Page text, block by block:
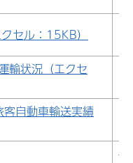
セル：15KB）
輸状況（エクセ
自動車輸送実績
-